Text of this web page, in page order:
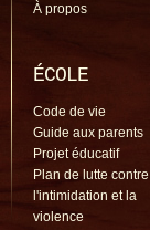
À propos
ÉCOLE
Code de vie
Guide aux parents
Projet éducatif
Plan de lutte contre
l'intimidation et la
violence